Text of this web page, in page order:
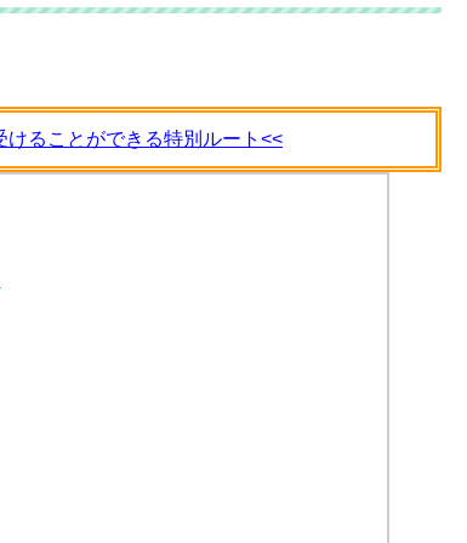
ることができる特別ルート<<